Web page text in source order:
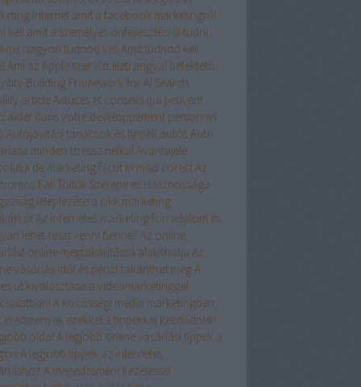
Internet amit a facebook marketingről
kell amit a személyes önfejlesztésről tudni
Amit nagyon tudnod kellAmit tudnod kell
Ami az Apple szervizt illeti angyal befektető
Building Framework for AI Search
articleAstuces et conseils qui peuvent
aider dans votre développement personnel
Autójavítási tanácsok és tippek autósAutó
minden stressz nélkülAvantajele
de marketing făcut în mod corectAz
Fali Töltők Szerepe és Hasznossága
leleplezése a cikk marketing
Az internetes marketing forradalom és
lehet részt venni benne? Az online
online megtakarítássá alakíthatja Az
vásárlás időt és pénzt takaríthat megA
út kiválasztása a videomarketinggel
A közösségi média marketingben
eredmények ezekkel a tippekkel kezdődnek!
oldalA legjobb online vásárlási tippek a
A legjobb tippek az internetes
A menedzsment kezeléssel